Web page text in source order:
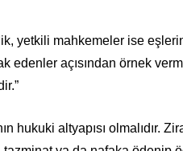
yetkili mahkemeler ise
edenler açısından örnek